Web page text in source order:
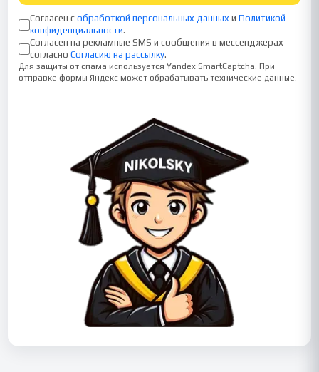
Согласен с обработкой персональных данных и Политикой
конфиденциальности.
Согласен на рекламные SMS и сообщения в мессенджерах
согласно Согласию на рассылку.
Для защиты от спама используется Yandex SmartCaptcha. При
отправке формы Яндекс может обрабатывать технические данные.